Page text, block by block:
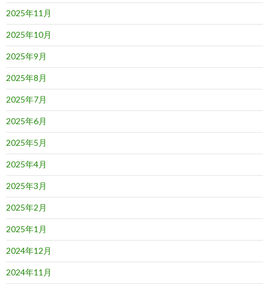
2025年11月
2025年10月
2025年9月
2025年8月
2025年7月
2025年6月
2025年5月
2025年4月
2025年3月
2025年2月
2025年1月
2024年12月
2024年11月